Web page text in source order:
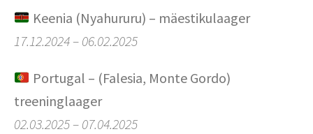
Keenia (Nyahururu) – mäestikulaager
17.12.2024 – 06.02.2025
Portugal – (Falesia, Monte Gordo)
treeninglaager
02.03.2025 – 07.04.2025